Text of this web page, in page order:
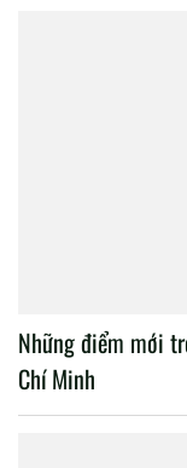
Những điểm mới
Chí Minh